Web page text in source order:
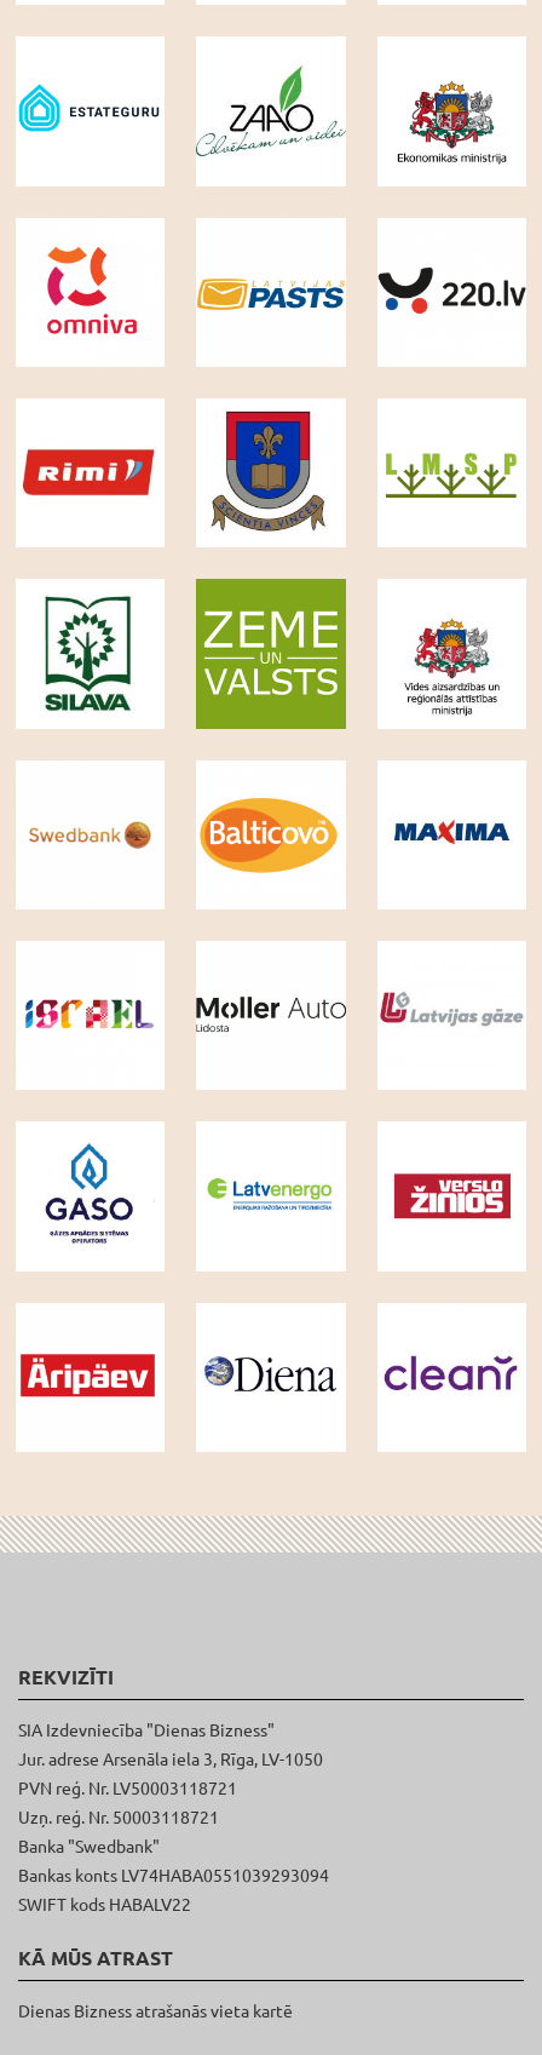
REKVIZĪTI
SIA Izdevniecība "Dienas Bizness"
Jur. adrese Arsenāla iela 3, Rīga, LV-1050
PVN reģ. Nr. LV50003118721
Uzņ. reģ. Nr. 50003118721
Banka "Swedbank"
Bankas konts LV74HABA0551039293094
SWIFT kods HABALV22
KĀ MŪS ATRAST
Dienas Bizness atrašanās vieta kartē